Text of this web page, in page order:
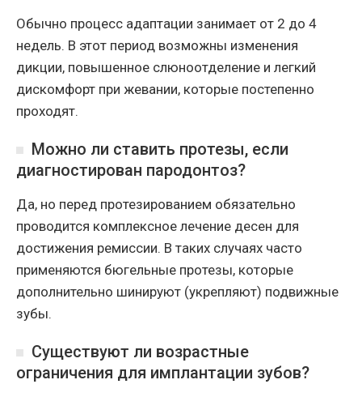
Обычно процесс адаптации занимает от 2 до 4
недель. В этот период возможны изменения
дикции, повышенное слюноотделение и легкий
дискомфорт при жевании, которые постепенно
проходят.
Можно ли ставить протезы, если
диагностирован пародонтоз?
Да, но перед протезированием обязательно
проводится комплексное лечение десен для
достижения ремиссии. В таких случаях часто
применяются бюгельные протезы, которые
дополнительно шинируют (укрепляют) подвижные
зубы.
Существуют ли возрастные
ограничения для имплантации зубов?